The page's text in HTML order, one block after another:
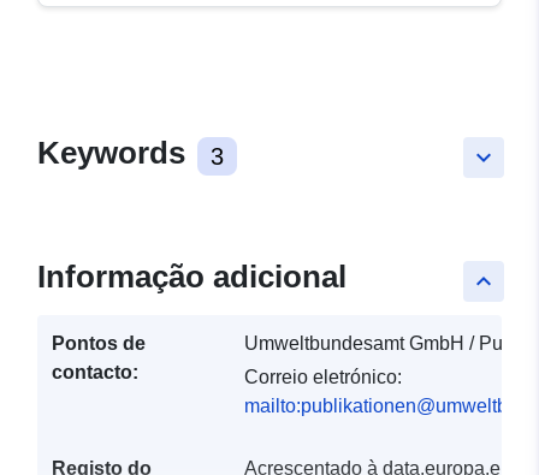
keyboard_arrow_down
Keywords 3
keyboard_arrow_up
Informação adicional
Pontos de
contacto:
Umweltbundesamt GmbH /
Correio eletrónico:
Registo do
Acrescentado à data.europa.eu: